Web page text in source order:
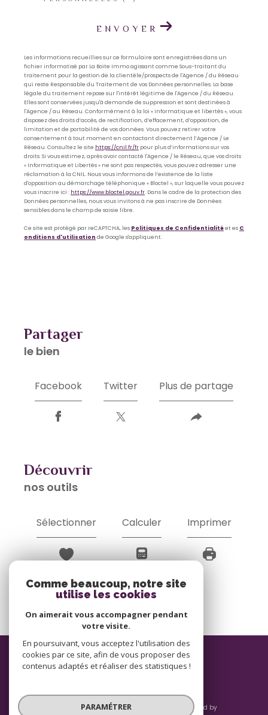
ENVOYER
Les informations recueillies sur ce formulaire sont enregistrées dans un
fichier informatisé par La Boite Immo agissant comme Sous-traitant du
traitement pour la gestion de la clientèle/prospects de l'Agence / du Réseau
qui reste Responsable du Traitement de vos Données personnelles. La base
légale du traitement repose sur l'intérêt légitime de l'Agence / du Réseau.
Elles sont conservées jusqu'à demande de suppression et sont destinées à
l'Agence / au Réseau. Conformément à la loi « informatique et libertés », vous
disposez des droits d’accès, de rectification, d’effacement, d’opposition, de
limitation et de portabilité de vos données. Vous pouvez retirer votre
consentement à tout moment en contactant directement l’Agence / Le
Réseau. Consultez le site https://cnil.fr/fr pour plus d’informations sur vos
droits. Si vous estimez, après avoir contacté l'Agence / le Réseau, que vos droits
« Informatique et Libertés » ne sont pas respectés, vous pouvez adresser une
réclamation à la CNIL. Nous vous informons de l’existence de la liste
d'opposition au démarchage téléphonique « Bloctel », sur laquelle vous pouvez
vous inscrire ici : https://www.bloctel.gouv.fr. Dans le cadre de la protection des
Données personnelles, nous vous invitons à ne pas inscrire de Données
sensibles dans le champ de saisie libre.
Ce site est protégé par reCAPTCHA, les Politiques de Confidentialitéet es C
onditions d'utilisation de Google s'appliquent.
partager
le bien
Facebook Twitter Plus de partage
découvrir
nos outils
Sélectionner Calculer Imprimer
ADHÉRENTS
© 2026 | Tous droits réservés | Traduction powered by
Comme beaucoup, notre site
utilise les cookies
On aimerait vous accompagner pendant
votre visite.
En poursuivant, vous acceptez l'utilisation des
cookies par ce site, afin de vous proposer des
contenus adaptés et réaliser des statistiques !
PARAMÉTRER